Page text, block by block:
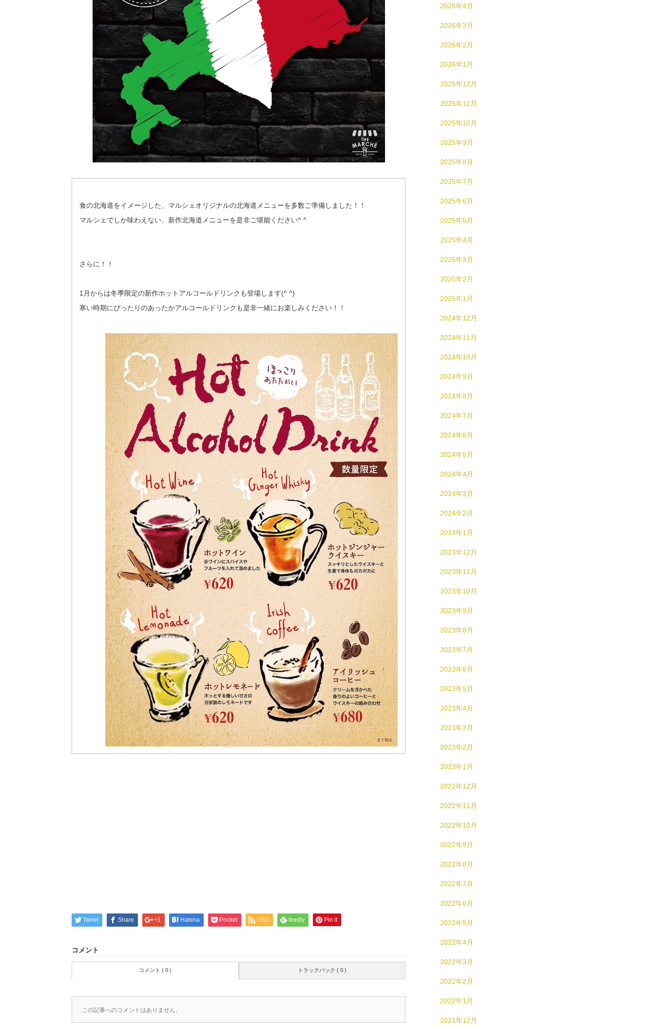
食の北海道をイメージした、マルシェオリジナルの北海道メニューを多数ご準備しました！！
マルシェでしか味わえない、新作北海道メニューを是非ご堪能ください^ ^
さらに！！
1月からは冬季限定の新作ホットアルコールドリンクも登場します(^ ^)
寒い時期にぴったりのあったかアルコールドリンクも是非一緒にお楽しみください！！
Tweet Share +1 Hatena Pocket RSS feedly Pin it
コメント
コメント ( 0 ) トラックバック ( 0 )
この記事へのコメントはありません。
2026年4月
2026年3月
2026年2月
2026年1月
2025年12月
2025年11月
2025年10月
2025年9月
2025年8月
2025年7月
2025年6月
2025年5月
2025年4月
2025年3月
2025年2月
2025年1月
2024年12月
2024年11月
2024年10月
2024年9月
2024年8月
2024年7月
2024年6月
2024年5月
2024年4月
2024年3月
2024年2月
2024年1月
2023年12月
2023年11月
2023年10月
2023年9月
2023年8月
2023年7月
2023年6月
2023年5月
2023年4月
2023年3月
2023年2月
2023年1月
2022年12月
2022年11月
2022年10月
2022年9月
2022年8月
2022年7月
2022年6月
2022年5月
2022年4月
2022年3月
2022年2月
2022年1月
2021年12月